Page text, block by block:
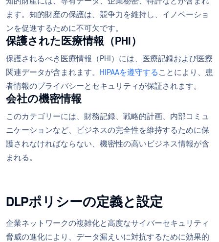
ます。知的財産の保護は、競争力を維持し、イノベーショ
ンを促進するために不可欠です。
保護された医療情報（PHI）
保護されるべき医療情報（PHI）には、医療記録および医療
関連データが含まれます。
HIPAAを遵守する ことにより、患
者情報のプライバシーとセキュリティが保証されます。
会社の機密情報
このカテゴリーには、財務記録、戦略的計画、内部コミュ
ニケーションなど、ビジネスの完全性を維持するために保
護されなければならない、機密性の高いビジネス情報が含
まれる。
DLPポリシーの定義と設定
企業ネットワークの複雑化と高度なサイバーセキュリティ
脅威の進化により、データ漏えいに対抗するために効果的